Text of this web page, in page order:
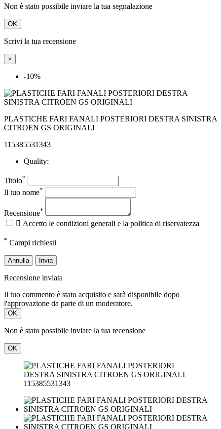
Non è stato possibile inviare la tua segnalazione
OK
Scrivi la tua recensione
×
-10%
PLASTICHE FARI FANALI POSTERIORI DESTRA SINISTRA
CITROEN GS ORIGINALI
115385531343
Quality:
Titolo*
Il tuo nome*
Recensione*
 Accetto le condizioni generali e la politica di riservatezza
* Campi richiesti
Annulla Invia
Recensione inviata
Il tuo commento è stato acquisito e sarà disponibile dopo
l'approvazione da parte di un moderatore.
OK
Non è stato possibile inviare la tua recensione
OK
115385531343